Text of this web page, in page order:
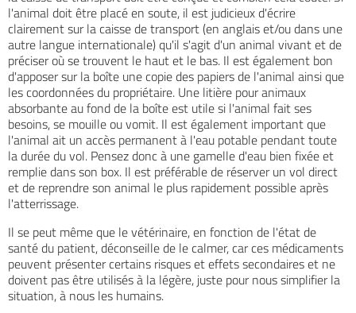
l'animal doit être placé en soute, il est judicieux d'écrire
clairement sur la caisse de transport (en anglais et/ou dans une
autre langue internationale) qu'il s'agit d'un animal vivant et de
préciser où se trouvent le haut et le bas. Il est également bon
d'apposer sur la boîte une copie des papiers de l'animal ainsi que
les coordonnées du propriétaire. Une litière pour animaux
absorbante au fond de la boîte est utile si l'animal fait ses
besoins, se mouille ou vomit. Il est également important que
l'animal ait un accès permanent à l'eau potable pendant toute
la durée du vol. Pensez donc à une gamelle d'eau bien fixée et
remplie dans son box. Il est préférable de réserver un vol direct
et de reprendre son animal le plus rapidement possible après
l'atterrissage.
Il se peut même que le vétérinaire, en fonction de l'état de
santé du patient, déconseille de le calmer, car ces médicaments
peuvent présenter certains risques et effets secondaires et ne
doivent pas être utilisés à la légère, juste pour nous simplifier la
situation, à nous les humains.